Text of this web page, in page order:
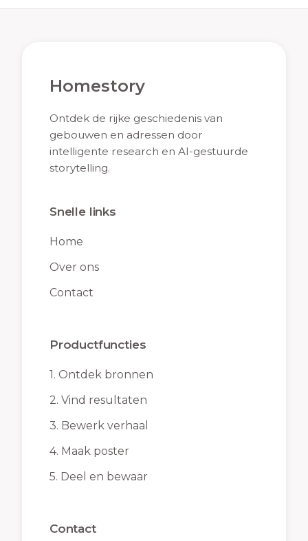
Homestory
Ontdek de rijke geschiedenis van
gebouwen en adressen door
intelligente research en AI-gestuurde
storytelling.
Snelle links
Home
Over ons
Contact
Productfuncties
1. Ontdek bronnen
2. Vind resultaten
3. Bewerk verhaal
4. Maak poster
5. Deel en bewaar
Contact